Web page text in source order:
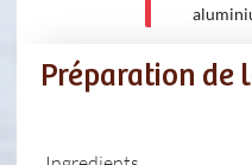
Préparation de